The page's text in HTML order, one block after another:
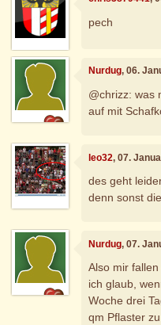
pech
Nurdug, 06.
@chrizz: was
auf mit
leo32, 07.
des geht
denn sonst
Nurdug, 07.
Also mir
ich glaub,
Woche drei
qm Pflaster